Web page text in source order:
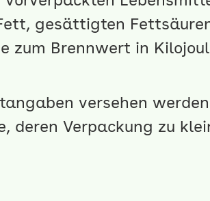
gesättigten
zum Brennwert in
versehen
deren Verpackung zu